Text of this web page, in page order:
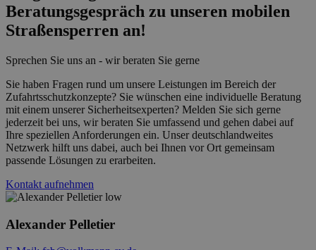
Beratungsgespräch zu unseren mobilen
Straßensperren an!
Sprechen Sie uns an - wir beraten Sie gerne
Sie haben Fragen rund um unsere Leistungen im Bereich der
Zufahrtsschutzkonzepte? Sie wünschen eine individuelle Beratung
mit einem unserer Sicherheitsexperten? Melden Sie sich gerne
jederzeit bei uns, wir beraten Sie umfassend und gehen dabei auf
Ihre speziellen Anforderungen ein. Unser deutschlandweites
Netzwerk hilft uns dabei, auch bei Ihnen vor Ort gemeinsam
passende Lösungen zu erarbeiten.
Kontakt aufnehmen
Alexander Pelletier